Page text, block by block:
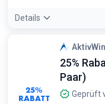
Details
Angebotsdetails:
Die
unvergleichliche Sicht
auf der Piste
Bedingungen:
Gilt für ausgewählte
25%
RABATT
25%
Paar)
Geprüft